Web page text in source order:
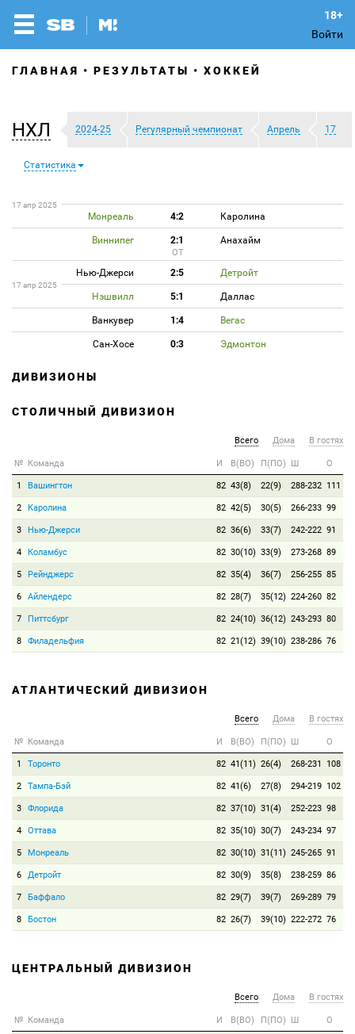
Войти
ГЛАВНАЯ РЕЗУЛЬТАТЫ ХОККЕЙ
НХЛ 2024-25 Регулярный чемпионат Апрель 17
Статистика
17 апр 2025
Монреаль 4:2 Каролина
Виннипег 2:1 Анахайм
ОТ
Нью-Джерси 2:5 Детройт
17 апр 2025
Нэшвилл 5:1 Даллас
Ванкувер 1:4 Вегас
Сан-Хосе 0:3 Эдмонтон
ДИВИЗИОНЫ
СТОЛИЧНЫЙ ДИВИЗИОН
Всего Дома В гостях
№ Команда И В(ВО) П(ПО) Ш О
1 Вашингтон 82 43(8) 22(9) 288-232 111
2 Каролина 82 42(5) 30(5) 266-233 99
3 Нью-Джерси 82 36(6) 33(7) 242-222 91
4 Коламбус 82 30(10) 33(9) 273-268 89
5 Рейнджерс 82 35(4) 36(7) 256-255 85
6 Айлендерс 82 28(7) 35(12) 224-260 82
7 Питтсбург 82 24(10) 36(12) 243-293 80
8 Филадельфия 82 21(12) 39(10) 238-286 76
АТЛАНТИЧЕСКИЙ ДИВИЗИОН
Всего Дома В гостях
№ Команда И В(ВО) П(ПО) Ш О
1 Торонто 82 41(11) 26(4) 268-231 108
2 Тампа-Бэй 82 41(6) 27(8) 294-219 102
3 Флорида 82 37(10) 31(4) 252-223 98
4 Оттава 82 35(10) 30(7) 243-234 97
5 Монреаль 82 30(10) 31(11) 245-265 91
6 Детройт 82 30(9) 35(8) 238-259 86
7 Баффало 82 29(7) 39(7) 269-289 79
8 Бостон 82 26(7) 39(10) 222-272 76
ЦЕНТРАЛЬНЫЙ ДИВИЗИОН
Всего Дома В гостях
№ Команда И В(ВО) П(ПО) Ш О